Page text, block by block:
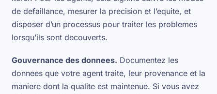
de defaillance, mesurer la precision et l’equite, et
disposer d’un processus pour traiter les problemes
lorsqu’ils sont decouverts.
Gouvernance des donnees. Documentez les
donnees que votre agent traite, leur provenance et la
maniere dont la qualite est maintenue. Si vous avez